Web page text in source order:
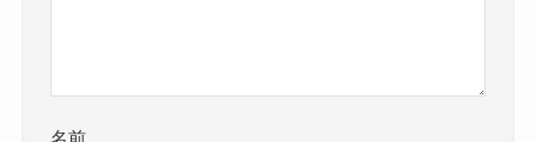
名前